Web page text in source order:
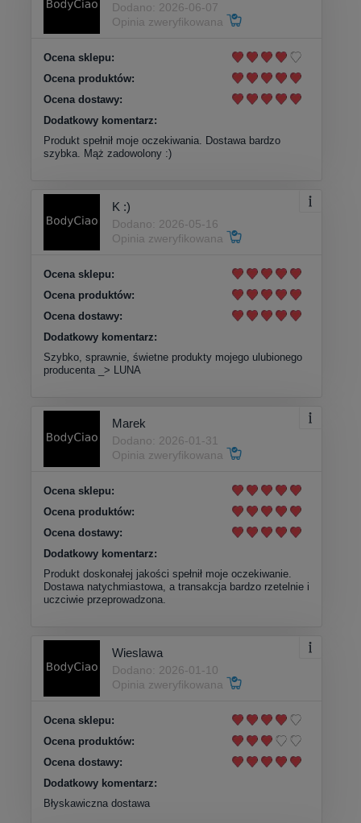
Dodano: 2026-06-07
Opinia zweryfikowana
Ocena sklepu:
Ocena produktów:
Ocena dostawy:
Dodatkowy komentarz:
Produkt spełnił moje oczekiwania. Dostawa bardzo
szybka. Mąż zadowolony :)
K :)
Dodano: 2026-05-16
Opinia zweryfikowana
Ocena sklepu:
Ocena produktów:
Ocena dostawy:
Dodatkowy komentarz:
Szybko, sprawnie, świetne produkty mojego ulubionego
producenta _> LUNA
Marek
Dodano: 2026-01-31
Opinia zweryfikowana
Ocena sklepu:
Ocena produktów:
Ocena dostawy:
Dodatkowy komentarz:
Produkt doskonałej jakości spełnił moje oczekiwanie.
Dostawa natychmiastowa, a transakcja bardzo rzetelnie i
uczciwie przeprowadzona.
Wieslawa
Dodano: 2026-01-10
Opinia zweryfikowana
Ocena sklepu:
Ocena produktów:
Ocena dostawy:
Dodatkowy komentarz:
Błyskawiczna dostawa